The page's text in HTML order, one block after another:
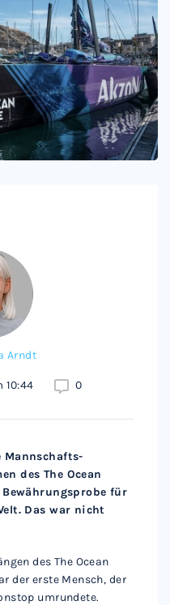
Arndt
10:44 0
des The Ocean
für
Das war nicht
des The Ocean
der erste Mensch, der
umrundete.